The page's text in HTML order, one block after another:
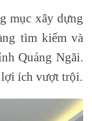
mục xây dựng
tìm kiếm và
Quảng Ngãi.
lợi ích vượt trội.